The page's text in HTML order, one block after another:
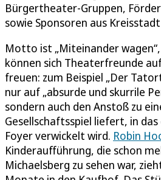
Bürgertheater-Gruppen,
sowie Sponsoren aus
Motto ist „Miteinander
können sich Theaterfreunde
freuen: zum Beispiel „Der
nur auf „absurde und skurrile
sondern auch den Anstoß zu
Gesellschaftsspiel liefert, in das
Foyer verwickelt wird. Robin
Kinderaufführung, die schon
Michaelsberg zu sehen war,